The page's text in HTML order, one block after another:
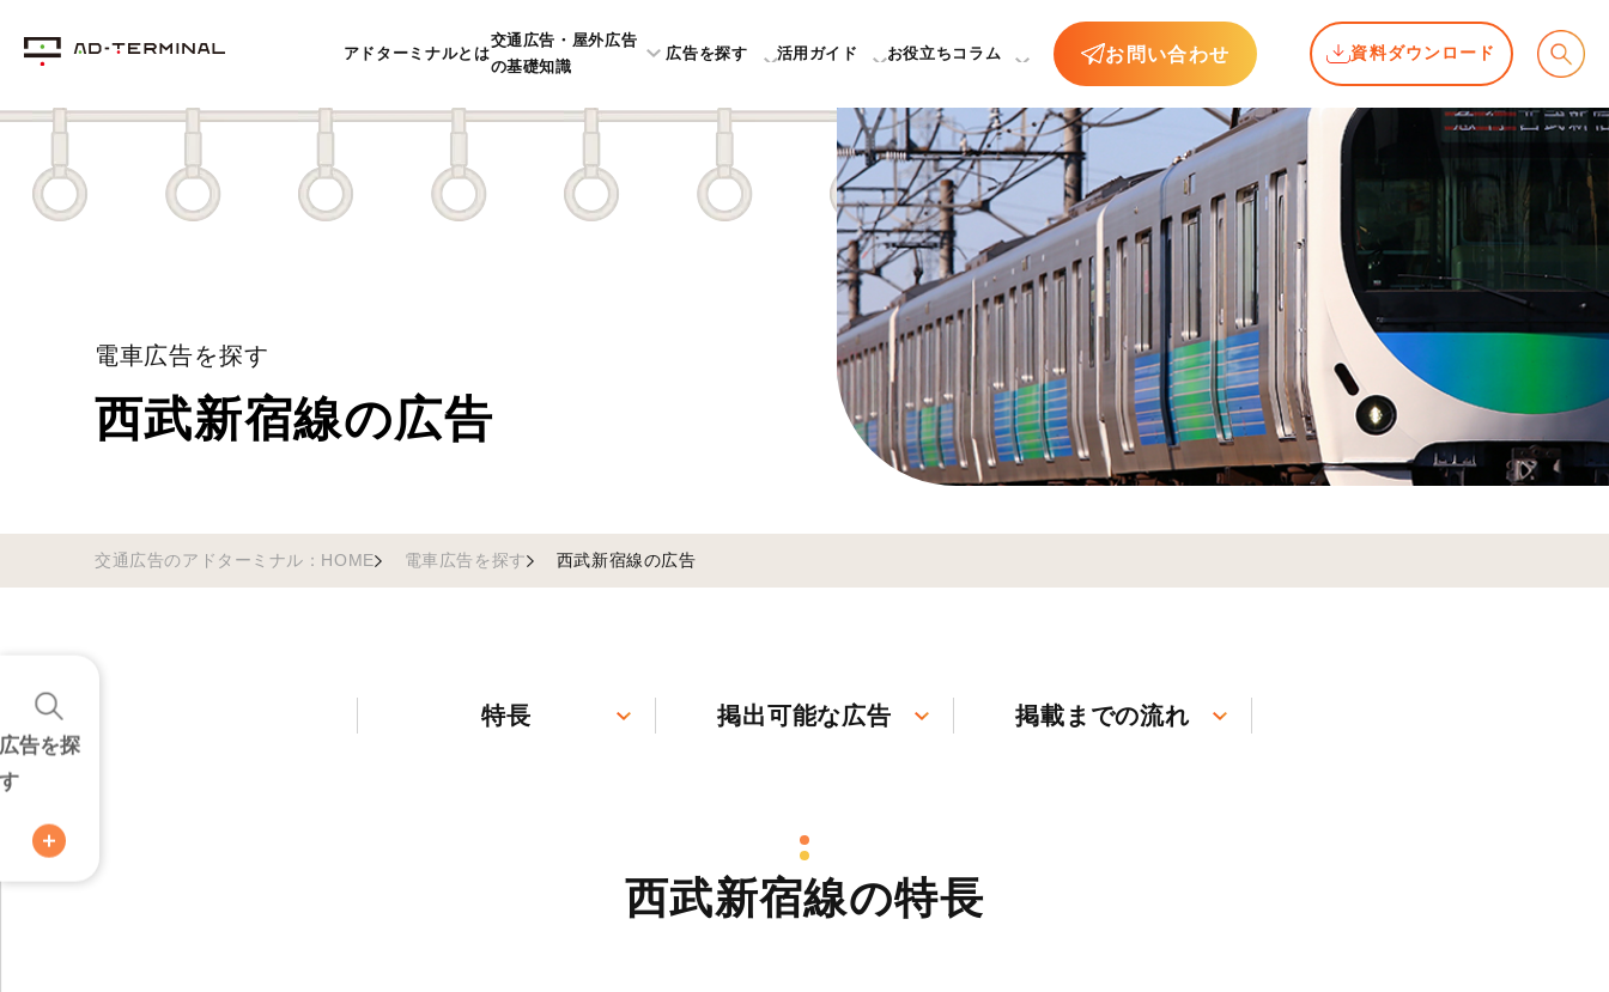
広告を探
す
アドターミナルとは
交通広告・屋外広告
の基礎知識
広告を探す 活用ガイド お役立ちコラム お問い合わせ 資料ダウンロード
電車広告を探す
西武新宿線の広告
交通広告のアドターミナル：HOME 電車広告を探す 西武新宿線の広告
特長 掲出可能な広告 掲載までの流れ
西武新宿線の特長